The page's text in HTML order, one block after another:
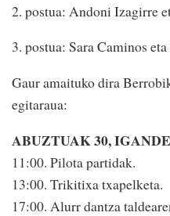
2. postua: Andoni Izagirre
3. postua: Sara Caminos
Gaur amaituko dira
egitaraua:
ABUZTUAK 30,
11:00. Pilota partidak.
13:00. Trikitixa txapelketa.
17:00. Alurr dantza